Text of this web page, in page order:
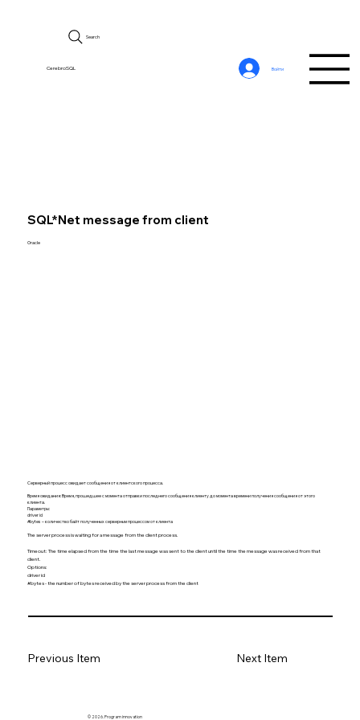
CerebroSQL
Search
Войти
SQL*Net message from client
Oracle
Серверный процесс ожидает сообщения от клиентского процесса.
Время ожидания: Время, прошедшее с момента отправки последнего сообщения клиенту до момента времени получения сообщения от этого
клиента.
Параметры:
driver id
#bytes – количество байт полученных серверным процессом от клиента
The server process is waiting for a message from the client process.
Timeout: The time elapsed from the time the last message was sent to the client until the time the message was received from that
client.
Options:
driver id
#bytes - the number of bytes received by the server process from the client
Previous Item Next Item
© 2026. Program innovation